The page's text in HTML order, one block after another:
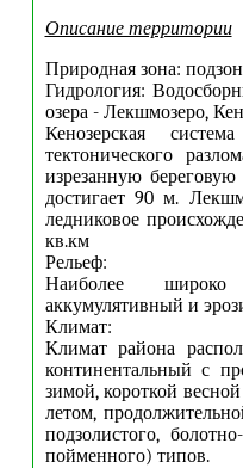
Описание территории
Природная зона:
Гидрология:
озера - Лекшмозеро,
Кенозерская
тектонического
изрезанную
достигает 90 м.
ледниковое
кв.км
Рельеф:
Наиболее широко
аккумулятивный и
Климат:
Климат района
континентальный с
зимой, короткой
летом,
подзолистого,
пойменного) типов.